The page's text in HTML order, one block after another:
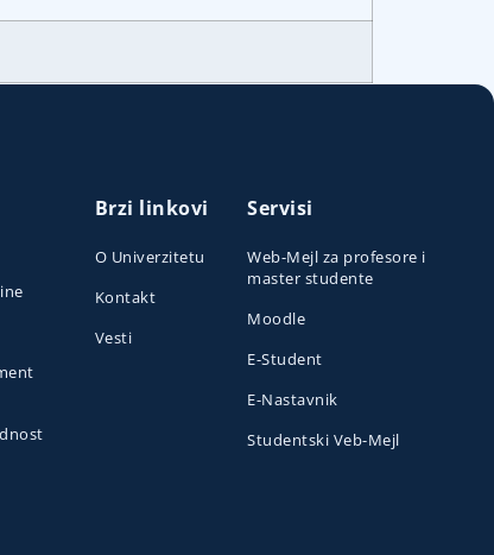
Brzi linkovi
O Univerzitetu
Kontakt
Vesti
Servisi
Web-Mejl za profesore i
master studente
Moodle
E-Student
E-Nastavnik
Studentski Veb-Mejl